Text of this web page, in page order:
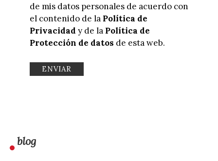
de mis datos personales de acuerdo con
el contenido de la Política de
Privacidad y de la Política de
Protección de datos de esta web.
blog